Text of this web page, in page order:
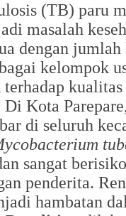
(TB) paru
masalah
dengan
kelompok
Kota
di seluruh
sangat
penderita.
hambatan